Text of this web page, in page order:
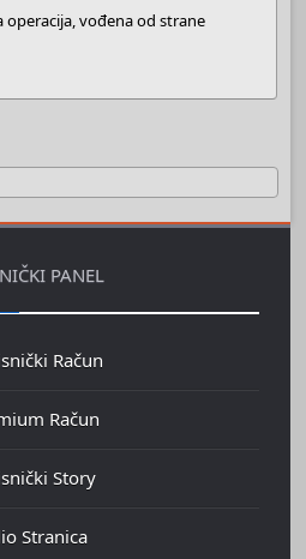
operacija, vođena od strane
PANEL
Račun
Račun
Story
Stranica